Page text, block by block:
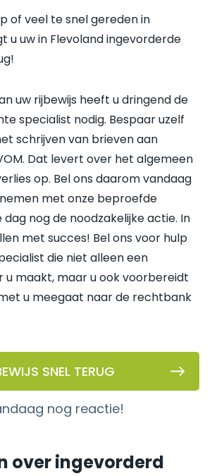
of veel te snel gereden in
u uw in Flevoland ingevorderde
uw rijbewijs heeft u dringend de
specialist nodig. Bespaar uzelf
schrijven van brieven aan
Dat levert over het algemeen
op. Bel ons daarom vandaag
met onze beproefde
nog de noodzakelijke actie. In
met succes! Bel ons voor hulp
die niet alleen een
u maakt, maar u ook voorbereidt
u meegaat naar de rechtbank
SNEL TERUG
nog reactie!
over ingevorderd